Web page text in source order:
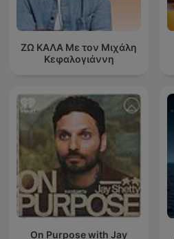
ΖΩ ΚΑΛΑ Με τον Μιχάλη
Κεφαλογιάννη
On Purpose with Jay